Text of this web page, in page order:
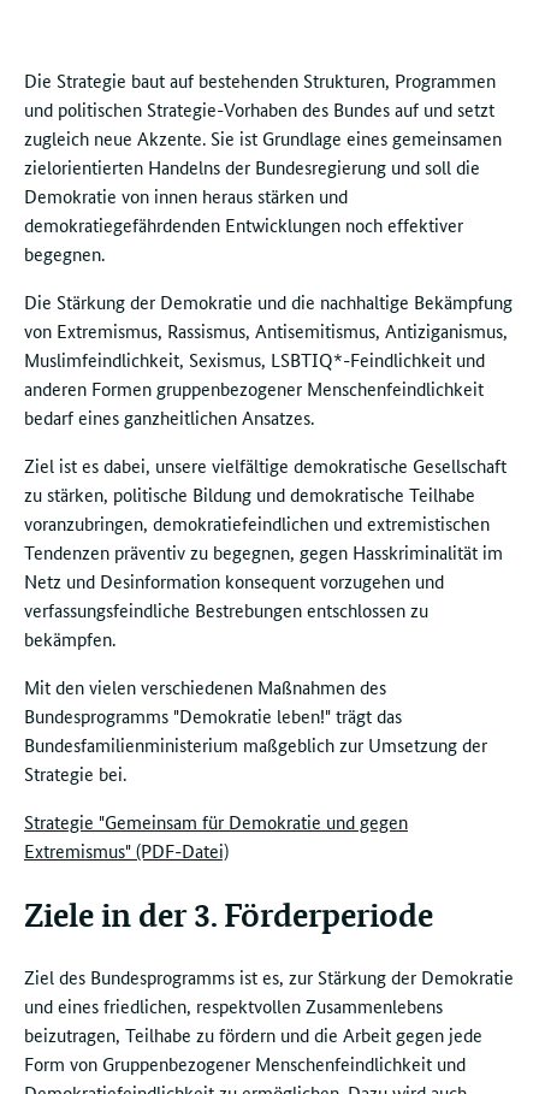
Die Strategie baut auf bestehenden Strukturen, Programmen
und politischen Strategie-Vorhaben des Bundes auf und setzt
zugleich neue Akzente. Sie ist Grundlage eines gemeinsamen
zielorientierten Handelns der Bundesregierung und soll die
Demokratie von innen heraus stärken und
demokratiegefährdenden Entwicklungen noch effektiver
begegnen.
Die Stärkung der Demokratie und die nachhaltige Bekämpfung
von Extremismus, Rassismus, Antisemitismus, Antiziganismus,
Muslimfeindlichkeit, Sexismus, LSBTIQ*-Feindlichkeit und
anderen Formen gruppenbezogener Menschenfeindlichkeit
bedarf eines ganzheitlichen Ansatzes.
Ziel ist es dabei, unsere vielfältige demokratische Gesellschaft
zu stärken, politische Bildung und demokratische Teilhabe
voranzubringen, demokratiefeindlichen und extremistischen
Tendenzen präventiv zu begegnen, gegen Hasskriminalität im
Netz und Desinformation konsequent vorzugehen und
verfassungsfeindliche Bestrebungen entschlossen zu
bekämpfen.
Mit den vielen verschiedenen Maßnahmen des
Bundesprogramms "Demokratie leben!" trägt das
Bundesfamilienministerium maßgeblich zur Umsetzung der
Strategie bei.
Strategie "Gemeinsam für Demokratie und gegen
Extremismus" (PDF-Datei)
Ziele in der 3. Förderperiode
Ziel des Bundesprogramms ist es, zur Stärkung der Demokratie
und eines friedlichen, respektvollen Zusammenlebens
beizutragen, Teilhabe zu fördern und die Arbeit gegen jede
Form von Gruppenbezogener Menschenfeindlichkeit und